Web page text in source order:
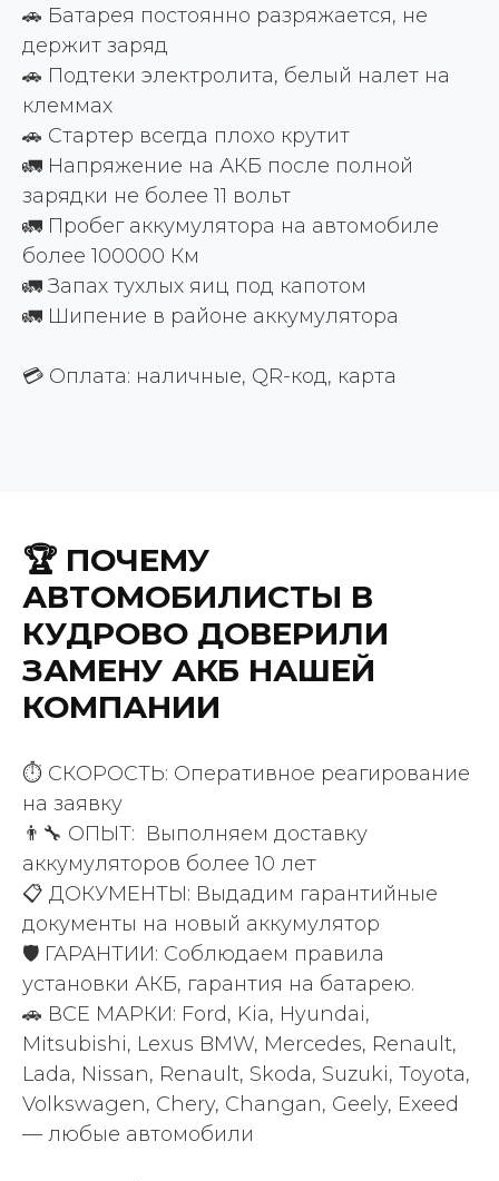
🚗 Батарея постоянно разряжается, не
держит заряд
🚗 Подтеки электролита, белый налет на
клеммах
🚗 Стартер всегда плохо крутит
🚛 Напряжение на АКБ после полной
зарядки не более 11 вольт
🚛 Пробег аккумулятора на автомобиле
более 100000 Км
🚛 Запах тухлых яиц под капотом
🚛 Шипение в районе аккумулятора
💳 Оплата: наличные, QR-код, карта
🏆 ПОЧЕМУ
АВТОМОБИЛИСТЫ В
КУДРОВО ДОВЕРИЛИ
ЗАМЕНУ АКБ НАШЕЙ
КОМПАНИИ
⏱️ СКОРОСТЬ: Оперативное реагирование
на заявку
👨‍🔧 ОПЫТ: Выполняем доставку
аккумуляторов более 10 лет
📋 ДОКУМЕНТЫ: Выдадим гарантийные
документы на новый аккумулятор
🛡️ ГАРАНТИИ: Соблюдаем правила
установки АКБ, гарантия на батарею.
🚗 ВСЕ МАРКИ: Ford, Kia, Hyundai,
Mitsubishi, Lexus BMW, Mercedes, Renault,
Lada, Nissan, Renault, Skoda, Suzuki, Toyota,
Volkswagen, Chery, Changan, Geely, Exeed
— любые автомобили
положительных отзывов
клиентов
200 +
ВАШИ ПРИЯТНЫЕ СЛОВА